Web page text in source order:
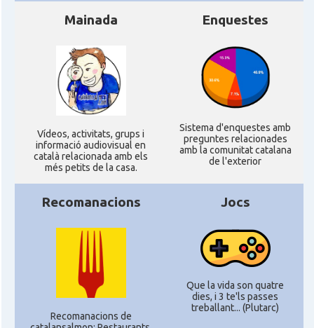
CAMON Catalans a KETTERING
CAMON Catalans a Leeds - Uk
CAMON Catalans a LEICESTER
CAMON Catalans a Lincoln
CAMON Catalans a LIVERPOOL
CAMON CATALANS A LONDON - Londres
CAMON CATALANS A MANCHESTER
Catalans a MILTON KEYNES
Mainada
Ví­deos, activitats, grups i
informació audiovisual en
català relacionada amb els
més petits de la casa.
Enquestes
Sistema d'enquestes amb
preguntes relacionades
amb la comunitat catalana
de l'exterior
Recomanacions
Recomanacions de
Jocs
Que la vida son quatre
dies, i 3 te'ls passes
treballant... (Plutarc)